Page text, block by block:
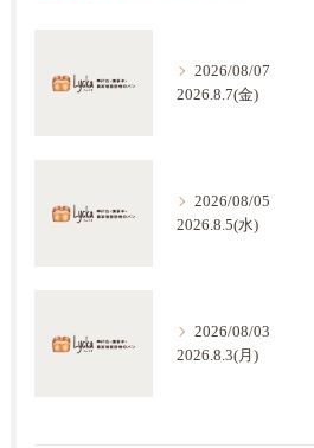
2026/08/07
2026.8.7(金)
2026/08/05
2026.8.5(水)
2026/08/03
2026.8.3(月)